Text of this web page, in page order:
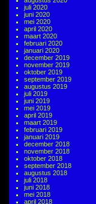
juli 2020
juni 2020
mei 2020
april 2020
maart 2020
februari 2020
januari 2020
december 2019
november 2019
oktober 2019
september 2019
augustus 2019
juli 2019
juni 2019
mei 2019
april 2019
maart 2019
februari 2019
januari 2019
december 2018
november 2018
oktober 2018
september 2018
augustus 2018
juli 2018
juni 2018
mei 2018
april 2018